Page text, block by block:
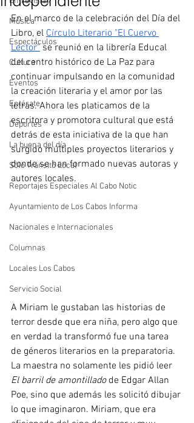
Música
Espectáculos
Cultura
Eventos
Entérate
Deportes
La buena del día
Sólo Tránsito Local
Reportajes Especiales Al Cabo Notic
Ayuntamiento de Los Cabos Informa
Nacionales e Internacionales
Columnas
Locales Los Cabos
Servicio Social
En el marco de la celebración del Día del
Libro, el Círculo Literario "El Cuervo
Lector" se reunió en la librería Educal
del centro histórico de La Paz para
continuar impulsando en la comunidad
la creación literaria y el amor por las
letras. Ahora les platicamos de la
escritora y promotora cultural que está
detrás de esta iniciativa de la que han
surgido múltiples proyectos literarios y
donde se han formado nuevas autoras y
autores locales.
A Miriam le gustaban las historias de
terror desde que era niña, pero algo que
en verdad la transformó fue una tarea
de géneros literarios en la preparatoria.
La maestra no solamente les pidió leer
El barril de amontillado de Edgar Allan
Poe, sino que además les solicitó dibujar
lo que imaginaron. Miriam, que era